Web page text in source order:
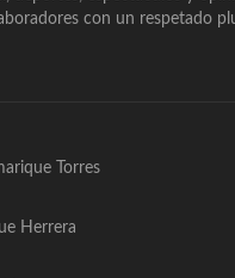
con un respetado
Torres
Herrera